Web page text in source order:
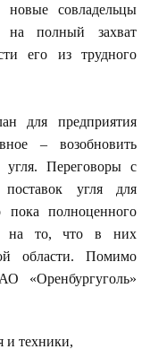
совладельцы
на полный захват
его из трудного
для предприятия
– возобновить
Переговоры с
угля для
пока полноценного
на то, что в них
области. Помимо
«Оренбургуголь»
и техники,